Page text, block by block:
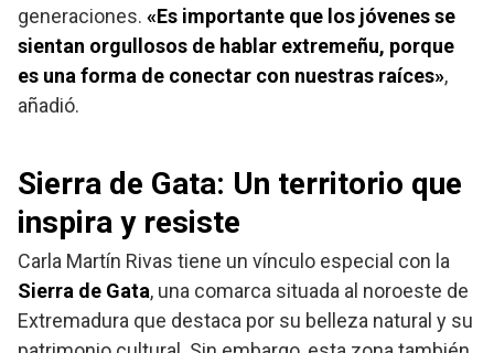
generaciones. «Es importante que los jóvenes se
sientan orgullosos de hablar extremeñu, porque
es una forma de conectar con nuestras raíces»,
añadió.
Sierra de Gata: Un territorio que
inspira y resiste
Carla Martín Rivas tiene un vínculo especial con la
Sierra de Gata, una comarca situada al noroeste de
Extremadura que destaca por su belleza natural y su